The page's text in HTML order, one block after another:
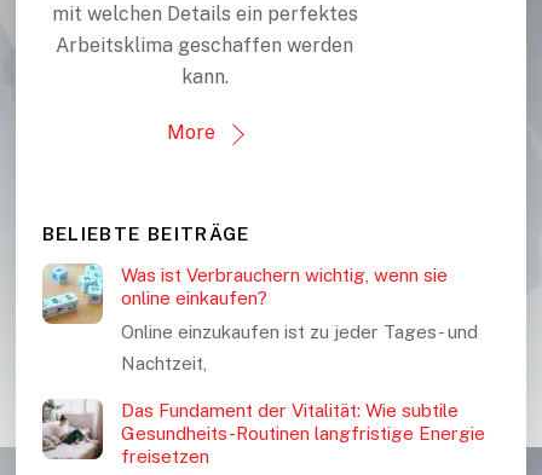
mit welchen Details ein perfektes
Arbeitsklima geschaffen werden
kann.
More
BELIEBTE BEITRÄGE
Was ist Verbrauchern wichtig, wenn sie
online einkaufen?
Online einzukaufen ist zu jeder Tages- und
Nachtzeit,
Das Fundament der Vitalität: Wie subtile
Gesundheits-Routinen langfristige Energie
freisetzen